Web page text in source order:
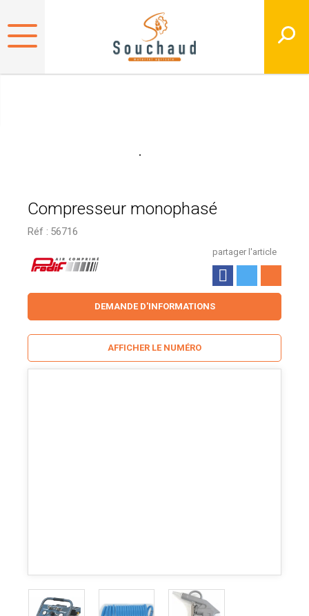
Compresseur monophasé
Réf : 56716
partager l'article
DEMANDE D'INFORMATIONS
AFFICHER LE NUMÉRO